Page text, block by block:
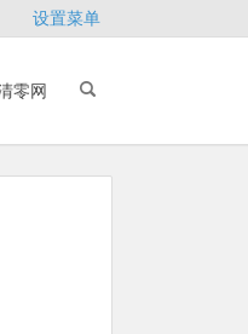
设置菜单
零网